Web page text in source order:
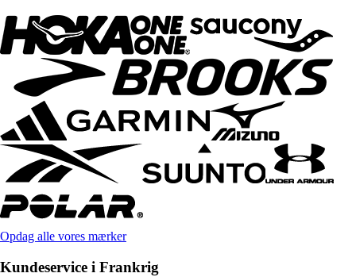
Opdag alle vores mærker
Kundeservice i Frankrig